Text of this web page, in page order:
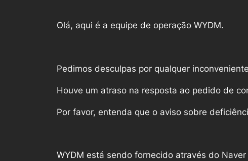
Olá, aqui é a equipe de operação WYDM.
​Pedimos desculpas por qualquer
Houve um atraso na resposta ao pedido de
Por favor, entenda que o aviso sobre
​WYDM está sendo fornecido através do Naver